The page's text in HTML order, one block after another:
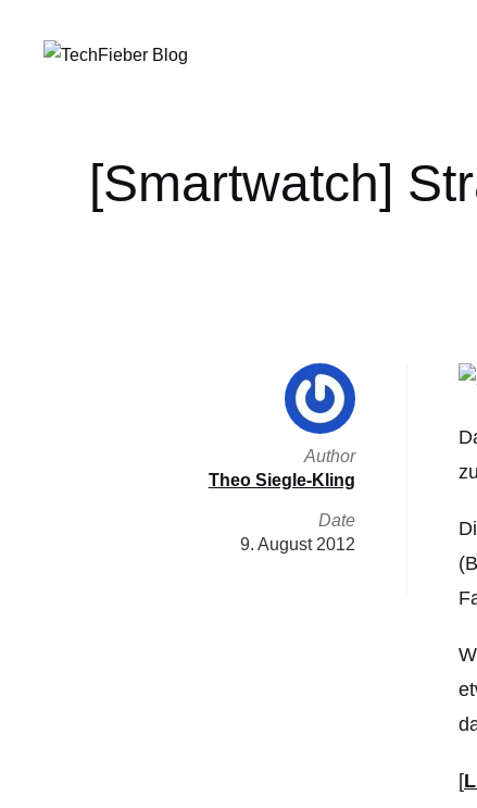
[Smartwatch]
[
Author
Theo Siegle-Kling
Date
9. August 2012